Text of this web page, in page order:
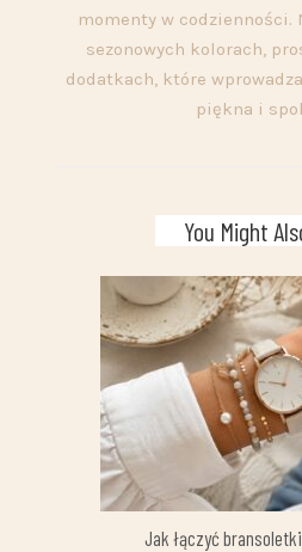
momenty w codzienności.
sezonowych kolorach,
dodatkach, które
piękna i
You Might
Jak łączyć